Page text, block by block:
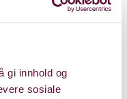
gi innhold og
sosiale